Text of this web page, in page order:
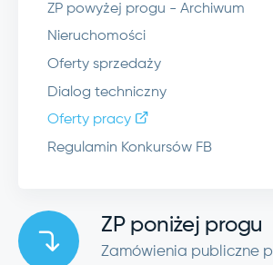
ZP powyżej progu - Archiwum
Nieruchomości
Oferty sprzedaży
Dialog techniczny
Oferty pracy
Regulamin Konkursów FB
ZP poniżej progu
Zamówienia publiczne